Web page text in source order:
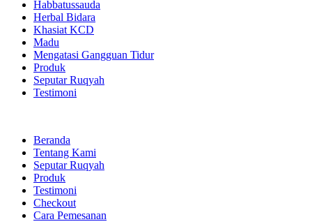
Habbatussauda
Herbal Bidara
Khasiat KCD
Madu
Mengatasi Gangguan Tidur
Produk
Seputar Ruqyah
Testimoni
Beranda
Tentang Kami
Seputar Ruqyah
Produk
Testimoni
Checkout
Cara Pemesanan